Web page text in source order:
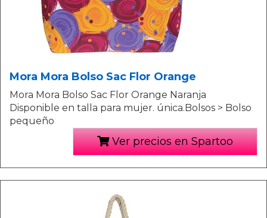
Mora Mora Bolso Sac Flor Orange
Mora Mora Bolso Sac Flor Orange Naranja
Disponible en talla para mujer. única.Bolsos > Bolso
pequeño
Ver precios en Spartoo